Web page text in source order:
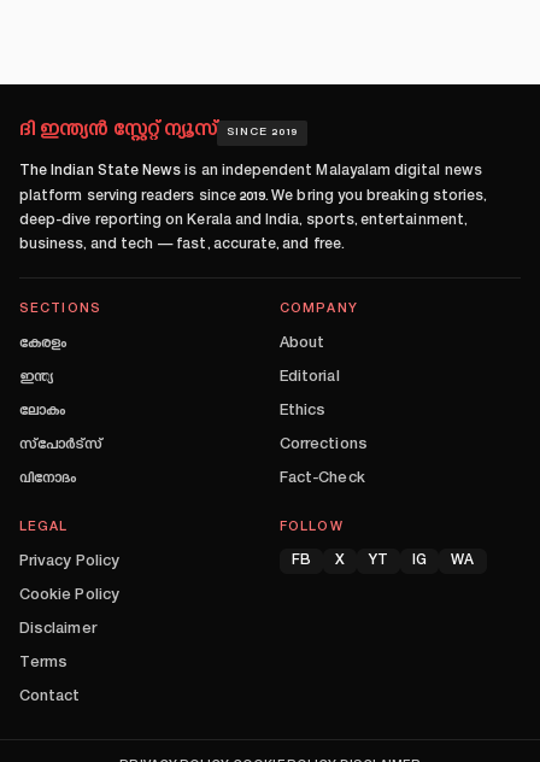
ദി ഇന്ത്യൻ സ്റ്റേറ്റ് ന്യൂസ് SINCE 2019
The Indian State News is an independent Malayalam digital news
platform serving readers since 2019. We bring you breaking stories,
deep-dive reporting on Kerala and India, sports, entertainment,
business, and tech — fast, accurate, and free.
SECTIONS
കേരളം
ഇന്ത്യ
ലോകം
സ്പോർട്സ്
വിനോദം
COMPANY
About
Editorial
Ethics
Corrections
Fact-Check
LEGAL
Privacy Policy
Cookie Policy
Disclaimer
Terms
Contact
FOLLOW
FB X YT IG WA